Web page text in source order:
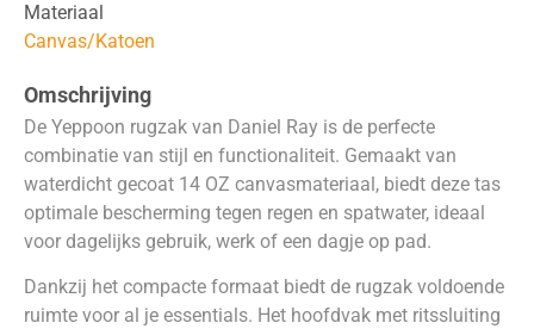
Materiaal
Canvas/Katoen
Omschrijving
De Yeppoon rugzak van Daniel Ray is de perfecte
combinatie van stijl en functionaliteit. Gemaakt van
waterdicht gecoat 14 OZ canvasmateriaal, biedt deze tas
optimale bescherming tegen regen en spatwater, ideaal
voor dagelijks gebruik, werk of een dagje op pad.
Dankzij het compacte formaat biedt de rugzak voldoende
ruimte voor al je essentials. Het hoofdvak met ritssluiting